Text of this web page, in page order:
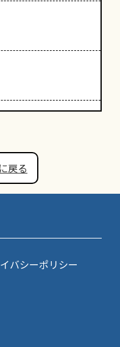
戻る
バシーポリシー